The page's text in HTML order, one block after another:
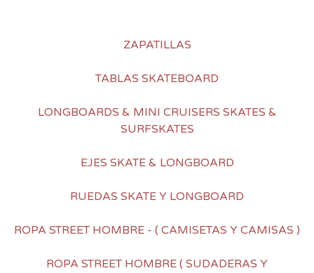
ZAPATILLAS
TABLAS SKATEBOARD
LONGBOARDS & MINI CRUISERS SKATES &
SURFSKATES
EJES SKATE & LONGBOARD
RUEDAS SKATE Y LONGBOARD
ROPA STREET HOMBRE - ( CAMISETAS Y CAMISAS )
ROPA STREET HOMBRE ( SUDADERAS Y